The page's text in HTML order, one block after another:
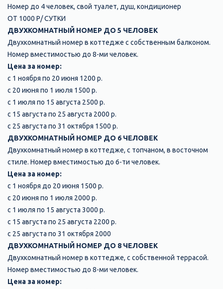
Номер до 4 человек, свой туалет, душ, кондиционер
ОТ 1000 Р/ СУТКИ
ДВУХКОМНАТНЫЙ НОМЕР ДО 5 ЧЕЛОВЕК
Двухкомнатный номер в коттедже с собственным балконом.
Номер вместимостью до 8-ми человек.
Цена за номер:
с 1 ноября по 20 июня 1200 р.
с 20 июня по 1 июля 1500 р.
с 1 июля по 15 августа 2500 р.
с 15 августа по 25 августа 2000 р.
с 25 августа по 31 октября 1500 р.
ДВУХКОМНАТНЫЙ НОМЕР ДО 6 ЧЕЛОВЕК
Двухкомнатный номер в коттедже, с топчаном, в восточном
стиле. Номер вместимостью до 6-ти человек.
Цена за номер:
с 1 ноября до 20 июня 1500 р.
с 20 июня по 1 июля 2000 р.
с 1 июля по 15 августа 3000 р.
с 15 августа по 25 августа 2200 р.
с 25 августа по 31 октября 2000
ДВУХКОМНАТНЫЙ НОМЕР ДО 8 ЧЕЛОВЕК
Двухкомнатный номер в коттедже, с собственной террасой.
Номер вместимостью до 8-ми человек.
Цена за номер: